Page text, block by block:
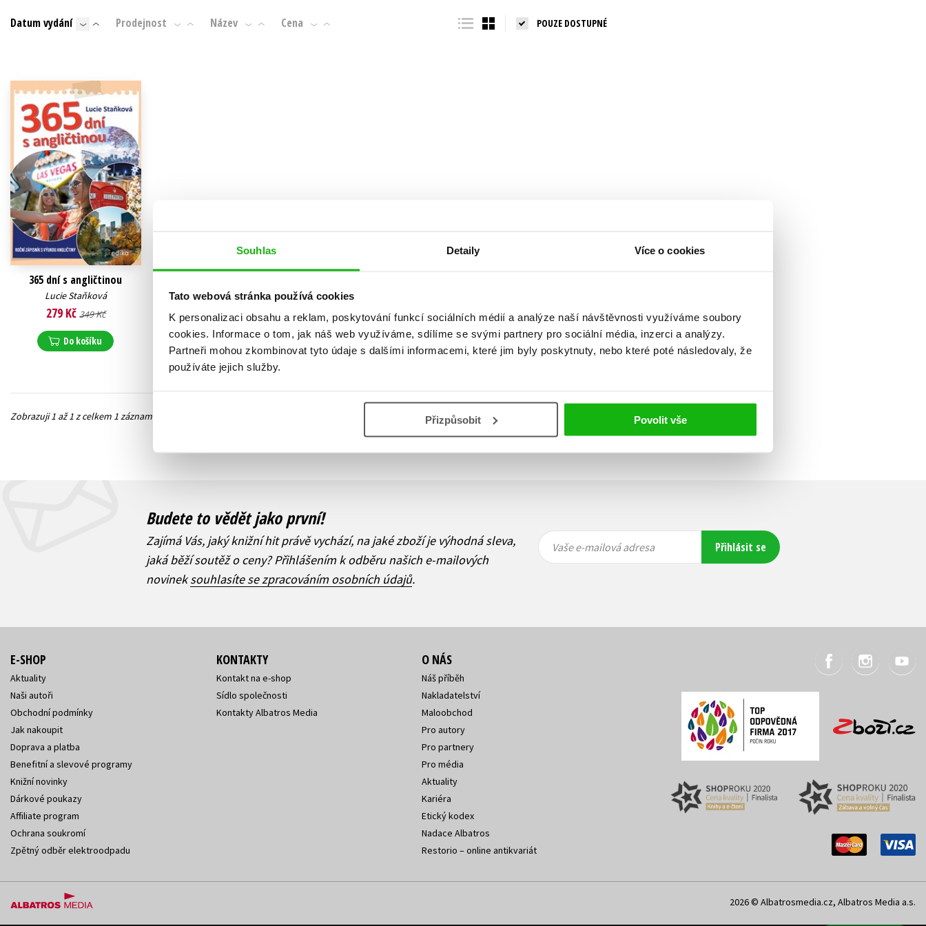
Souhlas Detaily Více o cookies
Tato webová stránka používá cookies
K personalizaci obsahu a reklam, poskytování funkcí sociálních médií a analýze naší návštěvnosti využíváme soubory
cookies. Informace o tom, jak náš web využíváme, sdílíme se svými partnery pro sociální média, inzerci a analýzy.
Partneři mohou zkombinovat tyto údaje s dalšími informacemi, které jim byly poskytnuty, nebo které poté následovaly, že
používáte jejich služby.
Přizpůsobit Povolit vše
Beletrie pro děti
Byznys a ekonomie
Jazyky
Populárně - naučné pro děti
Young adult (SK)
Datum vydání Prodejnost Název Cena POUZE DOSTUPNÉ
365 dní s angličtinou
Lucie Staňková
279 Kč 349 Kč
Do košíku
Zobraz záznamů
Zobrazuji 1 až 1 z celkem 1 záznamů
Budete to vědět jako první!
Zajímá Vás, jaký knižní hit právě vychází, na jaké zboží je výhodná sleva,
jaká běží soutěž o ceny? Přihlášením k odběru našich e-mailových
novineksouhlasíte se zpracováním osobních údajů.
Vaše e-
mailová
Vaše e-
mailová
Vaše e-mailová adresa Přihlásit se
E-SHOP
Aktuality
Naši autoři
Obchodní podmínky
Jak nakoupit
Doprava a platba
Benefitní a slevové programy
Knižní novinky
Dárkové poukazy
Affiliate program
Ochrana soukromí
Zpětný odběr elektroodpadu
KONTAKTY
Kontakt na e-shop
Sídlo společnosti
Kontakty Albatros Media
O NÁS
Náš příběh
Nakladatelství
Maloobchod
Pro autory
Pro partnery
Pro média
Aktuality
Kariéra
Etický kodex
Nadace Albatros
Restorio – online antikvariát
2026 © Albatrosmedia.cz, Albatros Media a.s.